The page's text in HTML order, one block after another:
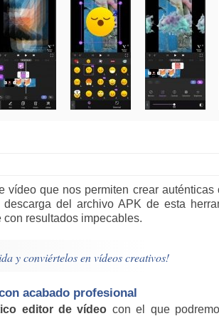
vídeo que nos permiten crear
del archivo APK de esta
resultados impecables.
y conviértelos en vídeos creativos!
acabado profesional
editor de vídeo con el que